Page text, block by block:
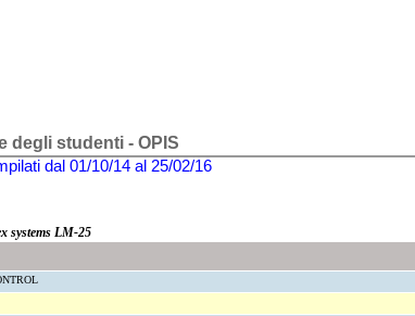
degli studenti - OPIS
dal 01/10/14 al 25/02/16
systems LM-25